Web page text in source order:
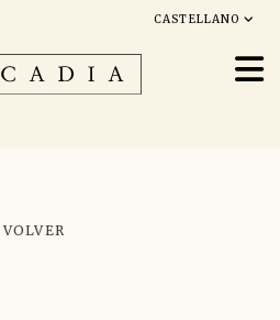
CASTELLANO
VOLVER